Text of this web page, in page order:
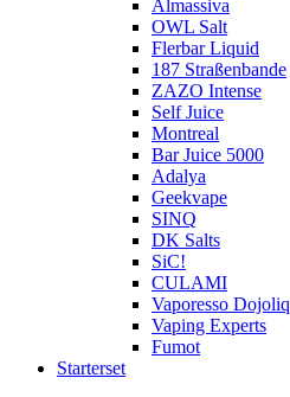
Almassiva
OWL Salt
Flerbar Liquid
187 Straßenbande
ZAZO Intense
Self Juice
Montreal
Bar Juice 5000
Adalya
Geekvape
SINQ
DK Salts
SiC!
CULAMI
Vaporesso Dojoliq
Vaping Experts
Fumot
Starterset